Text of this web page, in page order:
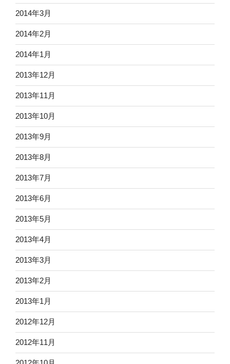
2014年3月
2014年2月
2014年1月
2013年12月
2013年11月
2013年10月
2013年9月
2013年8月
2013年7月
2013年6月
2013年5月
2013年4月
2013年3月
2013年2月
2013年1月
2012年12月
2012年11月